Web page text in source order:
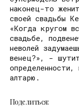
наконец-то
своей свадьбы
«Когда кругом
свадьбе,
неволей
венец?», -
алтарю.
Поделиться: